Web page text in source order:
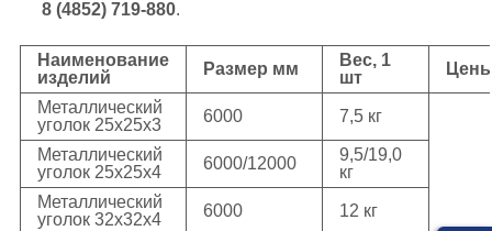
8 (4852) 719-880.
Наименование
изделий
Размер мм
Вес, 1
шт
Металлический
уголок 25х25х3
6000 7,5 кг
Металлический
уголок 25х25х4
6000/12000
9,5/19,0
кг
Металлический
уголок 32х32х4
6000 12 кг